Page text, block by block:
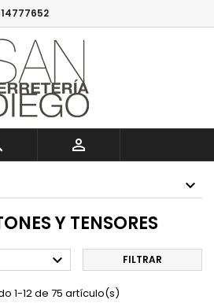

Y TENSORES
 FILTRAR
1-12 de 75 artículo(s)